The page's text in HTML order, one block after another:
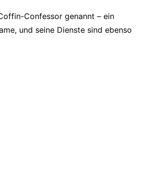
Confessor genannt – ein
und seine Dienste sind ebenso